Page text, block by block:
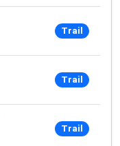
Trail
Trail
Trail